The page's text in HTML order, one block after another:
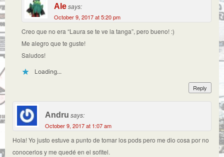
Alesays:
October 9, 2017 at 5:20 pm
Creo que no era “Laura se te ve la tanga”, pero bueno! :)
Me alegro que te guste!
Saludos!
Loading...
Reply
Andru says:
October 9, 2017 at 1:07 am
Hola! Yo justo estuve a punto de tomar los pods pero me dio cosa por no
conocerlos y me quedé en el sofitel.